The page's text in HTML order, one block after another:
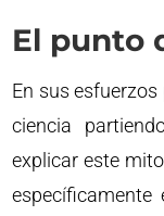
El punto
En sus
ciencia
explicar este
específicamente